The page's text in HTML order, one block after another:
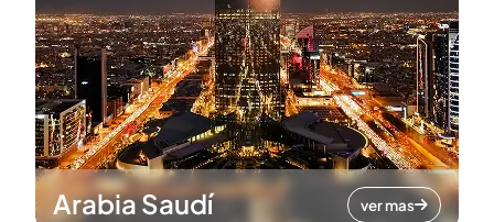
Arabia Saudí ver mas